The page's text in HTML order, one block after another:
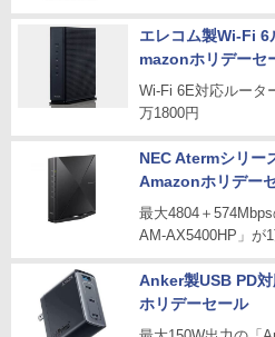
エレコム製Wi-Fi 6
mazonホリデーセ
Wi-Fi 6E対応ルータ
万1800円
NEC Atermシリー
Amazonホリデー
最大4804＋
AM-AX5400HP」が
Anker製USB PD
ホリデーセール